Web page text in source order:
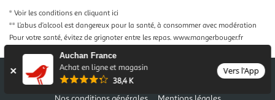
Auchan France
Achat en ligne et magasin
38,4 K
Vers l'App
* Voir les conditions en cliquant ici
** L’abus d’alcool est dangereux pour la santé, à consommer avec modération
Pour votre santé, évitez de grignoter entre les repas. www.mangerbouger.fr